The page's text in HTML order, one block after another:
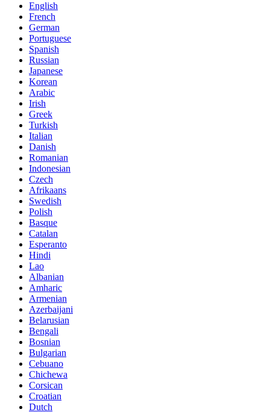
English
French
German
Portuguese
Spanish
Russian
Japanese
Korean
Arabic
Irish
Greek
Turkish
Italian
Danish
Romanian
Indonesian
Czech
Afrikaans
Swedish
Polish
Basque
Catalan
Esperanto
Hindi
Lao
Albanian
Amharic
Armenian
Azerbaijani
Belarusian
Bengali
Bosnian
Bulgarian
Cebuano
Chichewa
Corsican
Croatian
Dutch